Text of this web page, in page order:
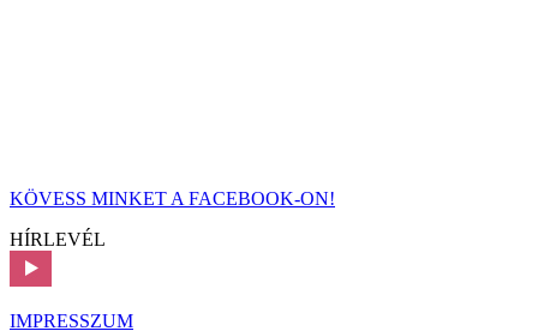
KÖVESS MINKET A FACEBOOK-ON!
HÍRLEVÉL
IMPRESSZUM